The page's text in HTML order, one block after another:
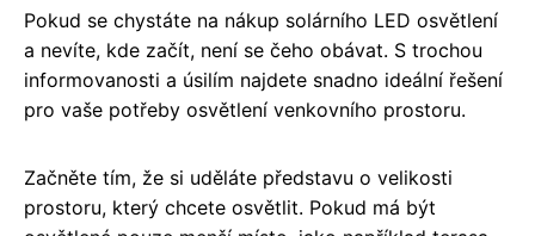
Pokud se chystáte na nákup solárního LED osvětlení
a nevíte, kde začít, není se čeho obávat. S trochou
informovanosti a úsilím najdete snadno ideální řešení
pro vaše potřeby osvětlení venkovního prostoru.
Začněte tím, že si uděláte představu o velikosti
prostoru, který chcete osvětlit. Pokud má být